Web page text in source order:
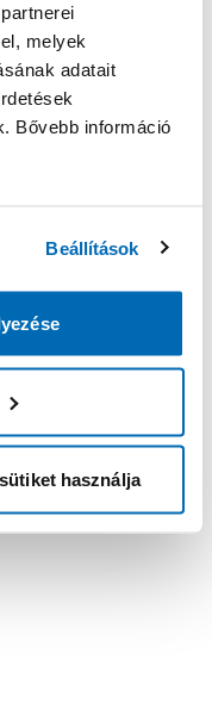
melyek
adatait
Bővebb információ
Beállítások
használja